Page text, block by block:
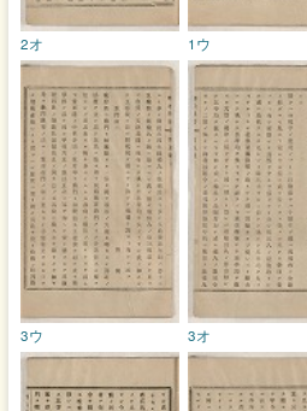
1ウ
2オ
3オ
3ウ